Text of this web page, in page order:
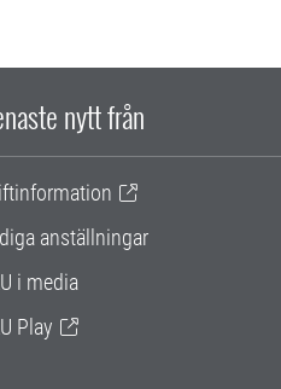
nytt från
anställningar
i media
Play